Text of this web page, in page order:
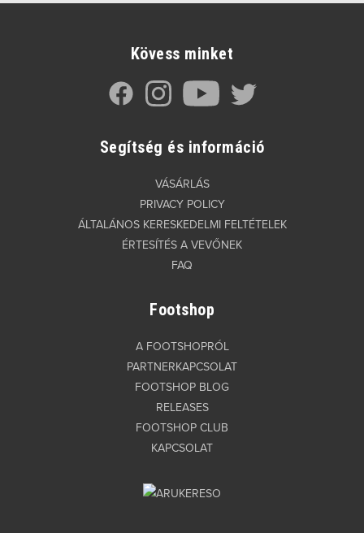
Kövess minket
Segítség és információ
VÁSÁRLÁS
PRIVACY POLICY
ÁLTALÁNOS KERESKEDELMI FELTÉTELEK
ÉRTESÍTÉS A VEVŐNEK
FAQ
Footshop
A FOOTSHOPRÓL
PARTNERKAPCSOLAT
FOOTSHOP BLOG
RELEASES
FOOTSHOP CLUB
KAPCSOLAT